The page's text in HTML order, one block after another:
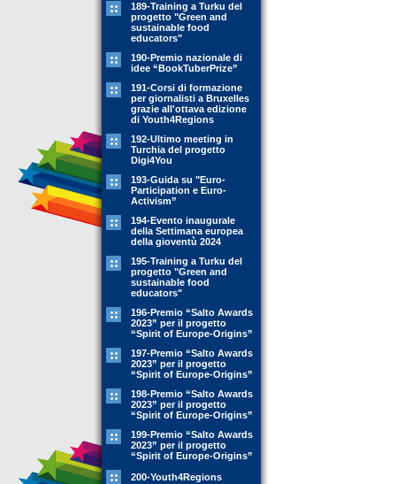
189-Training a Turku del
progetto "Green and
sustainable food
educators"
190-Premio nazionale di
idee “BookTuberPrize”
191-Corsi di formazione
per giornalisti a Bruxelles
grazie all'ottava edizione
di Youth4Regions
192-Ultimo meeting in
Turchia del progetto
Digi4You
193-Guida su "Euro-
Participation e Euro-
Activism”
194-Evento inaugurale
della Settimana europea
della gioventù 2024
195-Training a Turku del
progetto "Green and
sustainable food
educators"
196-Premio “Salto Awards
2023” per il progetto
“Spirit of Europe-Origins”
197-Premio “Salto Awards
2023” per il progetto
“Spirit of Europe-Origins”
198-Premio “Salto Awards
2023” per il progetto
“Spirit of Europe-Origins”
199-Premio “Salto Awards
2023” per il progetto
“Spirit of Europe-Origins”
200-Youth4Regions